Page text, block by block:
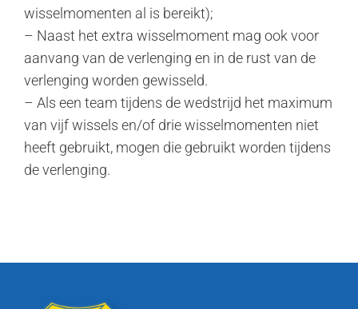
wisselmomenten al is bereikt);
– Naast het extra wisselmoment mag ook voor
aanvang van de verlenging en in de rust van de
verlenging worden gewisseld.
– Als een team tijdens de wedstrijd het maximum
van vijf wissels en/of drie wisselmomenten niet
heeft gebruikt, mogen die gebruikt worden tijdens
de verlenging.